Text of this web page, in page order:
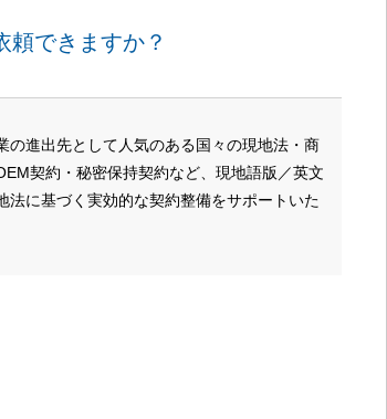
頼できますか？
の進出先として人気のある国々の現地法・商
契約・秘密保持契約など、現地語版／英文
に基づく実効的な契約整備をサポートいた